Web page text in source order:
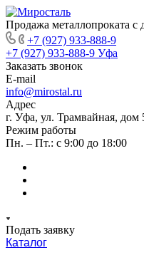
Продажа металлопроката с
+7 (927) 933-888-9
+7 (927) 933-888-9 Уфа
Заказать звонок
E-mail
info@mirostal.ru
Адрес
г. Уфа, ул. Трамвайная, дом
Режим работы
Пн. – Пт.: с 9:00 до 18:00
Подать заявку
Каталог